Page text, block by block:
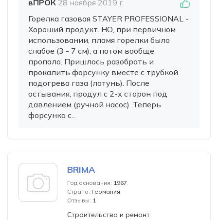
вПРОК 28 ноября 2019 г.
Горелка газовая STAYER PROFESSIONAL -
Хороший продукт. НО, при первичном
использовании, пламя горелки было
слабое (3 - 7 см), а потом вообще
пропало. Пришлось разобрать и
прокалить форсунку вместе с трубкой
подогрева газа (латунь). После
остывания, продул с 2-х сторон под
давлением (ручной насос). Теперь
форсунка с...
BRIMA
Год основания: 1967
Страна: Германия
Отзывы: 1
Строительство и ремонт